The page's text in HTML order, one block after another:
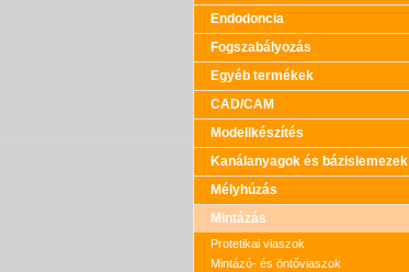
Endodoncia
Fogszabályozás
Egyéb termékek
CAD/CAM
Modellkészítés
Kanálanyagok és bázislemezek
Mélyhúzás
Mintázás
Protetikai viaszok
Mintázó- és öntőviaszok